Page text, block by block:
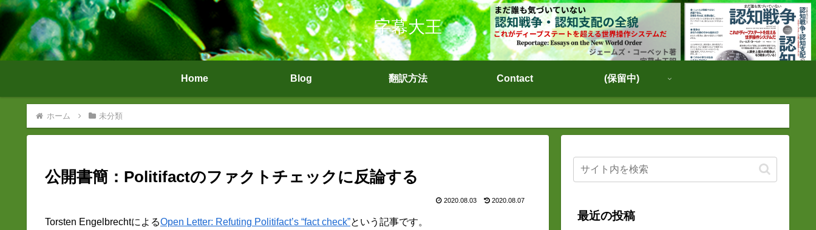
字幕大王
Home Blog 翻訳方法 Contact (保留中)
ホーム 未分類
公開書簡：Politifactのファクトチェックに反論する
2020.08.03 2020.08.07
Torsten EngelbrechtによるOpen Letter: Refuting Politifact’s “fact check”という記事です。 最近の投稿